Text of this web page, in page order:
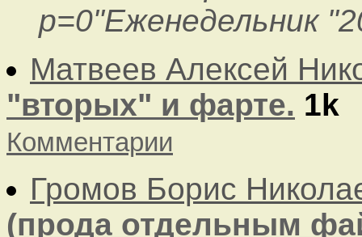
p=0"Еженедельник
Матвеев Алексей
"вторых" и фарте. 1k
Комментарии
Громов Борис
(прода отдельным